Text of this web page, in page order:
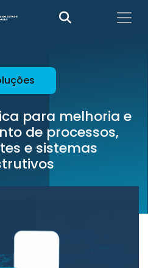
para melhoria e
de processos,
e sistemas